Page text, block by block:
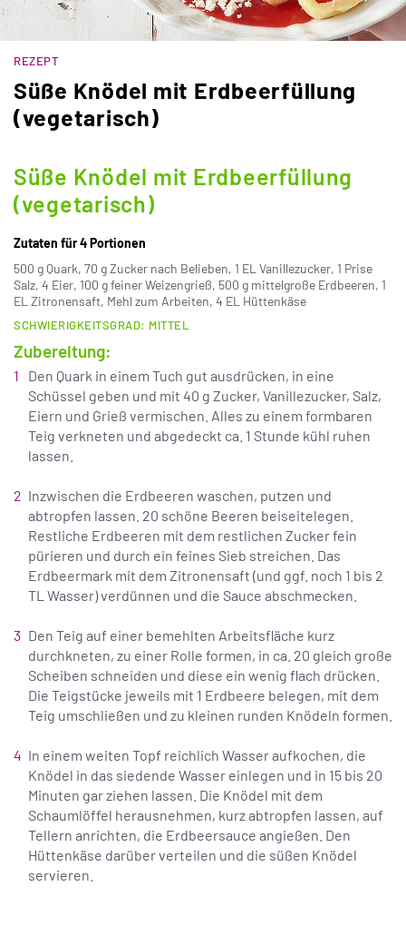
REZEPT
Süße Knödel mit Erdbeerfüllung
(vegetarisch)
Süße Knödel mit Erdbeerfüllung
(vegetarisch)
Zutaten für 4 Portionen
500 g Quark, 70 g Zucker nach Belieben, 1 EL Vanillezucker, 1 Prise
Salz, 4 Eier, 100 g feiner Weizengrieß, 500 g mittelgroße Erdbeeren, 1
EL Zitronensaft, Mehl zum Arbeiten, 4 EL Hüttenkäse
SCHWIERIGKEITSGRAD: MITTEL
Zubereitung:
Den Quark in einem Tuch gut ausdrücken, in eine
Schüssel geben und mit 40 g Zucker, Vanillezucker, Salz,
Eiern und Grieß vermischen. Alles zu einem formbaren
Teig verkneten und abgedeckt ca. 1 Stunde kühl ruhen
lassen.
Inzwischen die Erdbeeren waschen, putzen und
abtropfen lassen. 20 schöne Beeren beiseitelegen.
Restliche Erdbeeren mit dem restlichen Zucker fein
pürieren und durch ein feines Sieb streichen. Das
Erdbeermark mit dem Zitronensaft (und ggf. noch 1 bis 2
TL Wasser) verdünnen und die Sauce abschmecken.
Den Teig auf einer bemehlten Arbeitsfläche kurz
durchkneten, zu einer Rolle formen, in ca. 20 gleich große
Scheiben schneiden und diese ein wenig flach drücken.
Die Teigstücke jeweils mit 1 Erdbeere belegen, mit dem
Teig umschließen und zu kleinen runden Knödeln formen.
In einem weiten Topf reichlich Wasser aufkochen, die
Knödel in das siedende Wasser einlegen und in 15 bis 20
Minuten gar ziehen lassen. Die Knödel mit dem
Schaumlöffel herausnehmen, kurz abtropfen lassen, auf
Tellern anrichten, die Erdbeersauce angießen. Den
Hüttenkäse darüber verteilen und die süßen Knödel
servieren.